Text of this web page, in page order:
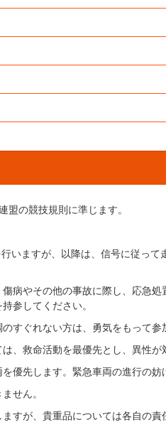
盟の競技規則に準じます。
いますが、以降は、信号に従っ
病やその他の事故に際し、応急
参してください。
すぐれない方は、勇気をもって参
、救命活動を最優先とし、異性が
優先します。緊急車両の進行の妨
せん。
すが、貴重品については各自の